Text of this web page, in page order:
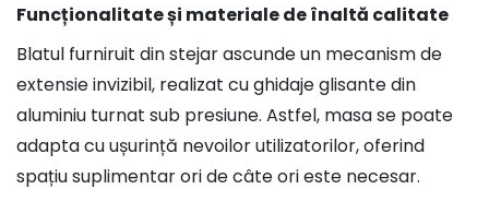
Funcționalitate și materiale de înaltă calitate
Blatul furniruit din stejar ascunde un mecanism de
extensie invizibil, realizat cu ghidaje glisante din
aluminiu turnat sub presiune. Astfel, masa se poate
adapta cu ușurință nevoilor utilizatorilor, oferind
spațiu suplimentar ori de câte ori este necesar.